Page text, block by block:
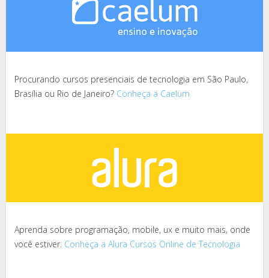
Procurando cursos presenciais de tecnologia em São Paulo,
Brasília ou Rio de Janeiro? Conheça a Caelum
Aprenda sobre programação, mobile, ux e muito mais, onde
você estiver. Conheça a Alura Cursos Online de Tecnologia